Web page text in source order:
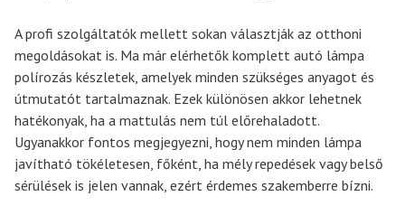
A profi szolgáltatók mellett sokan választják az otthoni
megoldásokat is. Ma már elérhetők komplett autó lámpa
polírozás készletek, amelyek minden szükséges anyagot és
útmutatót tartalmaznak. Ezek különösen akkor lehetnek
hatékonyak, ha a mattulás nem túl előrehaladott.
Ugyanakkor fontos megjegyezni, hogy nem minden lámpa
javítható tökéletesen, főként, ha mély repedések vagy belső
sérülések is jelen vannak, ezért érdemes szakemberre bízni.